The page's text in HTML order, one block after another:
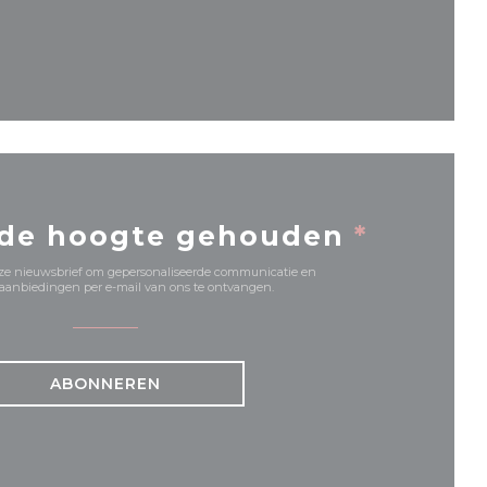
venster))
hoogte gehouden *
nieuwsbrief om gepersonaliseerde communicatie en
per e-mail van ons te ontvangen.
ABONNEREN